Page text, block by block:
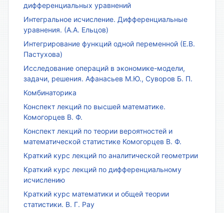
дифференциальных уравнений
Интегральное исчисление. Дифференциальные
уравнения. (А.А. Ельцов)
Интегрирование функций одной переменной (Е.В.
Пастухова)
Исследование операций в экономике-модели,
задачи, решения. Афанасьев М.Ю., Суворов Б. П.
Комбинаторика
Конспект лекций по высшей математике.
Комогорцев В. Ф.
Конспект лекций по теории вероятностей и
математической статистике Комогорцев В. Ф.
Краткий курс лекций по аналитической геометрии
Краткий курс лекций по дифференциальному
исчислению
Краткий курс математики и общей теории
статистики. В. Г. Рау